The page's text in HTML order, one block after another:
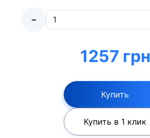
-
1257 грн
Купить
Купить в 1 клик